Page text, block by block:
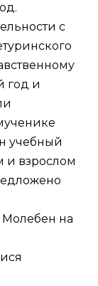
с
год и
учебный
и взрослом
на